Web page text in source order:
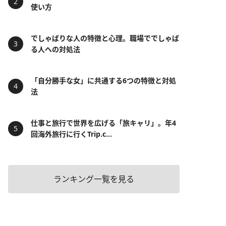
使い方
でしゃばりな人の特徴と心理。職場ででしゃば
る人への対処法
「自分勝手な女」に共通する6つの特徴と対処
法
仕事と旅行で世界を広げる「旅キャリ」。年4
回海外旅行に行くTrip.c...
ランキング一覧を見る